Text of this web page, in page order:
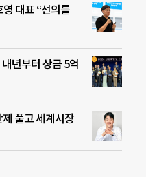
대표 “선의를
년부터 상금 5억
풀고 세계시장